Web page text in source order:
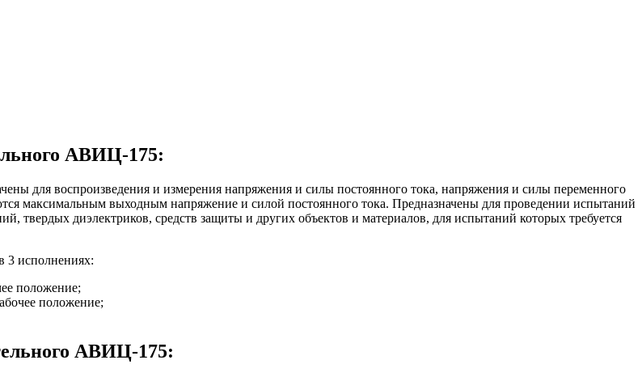
АВИЦ-175:
для воспроизведения и измерения напряжения и силы постоянного тока, напряжения и силы переменного
максимальным выходным напряжение и силой постоянного тока. Предназначены для проведении испытаний
твердых диэлектриков, средств защиты и других объектов и материалов, для испытаний которых требуется
3 исполнениях:
положение;
положение;
АВИЦ-175: